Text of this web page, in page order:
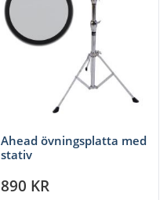
Ahead övningsplatta med
stativ
890 KR